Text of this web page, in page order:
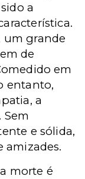
a
um grande
de
em
entanto,
a
e sólida,
amizades.
morte é